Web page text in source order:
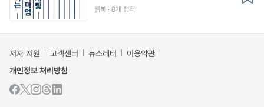
웹북 · 8개 챕터
저자 지원 고객센터 뉴스레터
이용약관
개인정보 처리방침